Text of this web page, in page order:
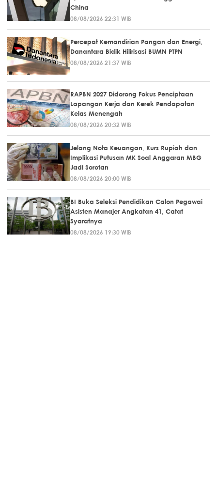
China
08/08/2026 22:31 WIB
Percepat Kemandirian Pangan dan Energi,
Danantara Bidik Hilirisasi BUMN PTPN
08/08/2026 21:37 WIB
RAPBN 2027 Didorong Fokus Penciptaan
Lapangan Kerja dan Kerek Pendapatan
Kelas Menengah
08/08/2026 20:32 WIB
Jelang Nota Keuangan, Kurs Rupiah dan
Implikasi Putusan MK Soal Anggaran MBG
Jadi Sorotan
08/08/2026 20:00 WIB
BI Buka Seleksi Pendidikan Calon Pegawai
Asisten Manajer Angkatan 41, Catat
Syaratnya
08/08/2026 19:30 WIB